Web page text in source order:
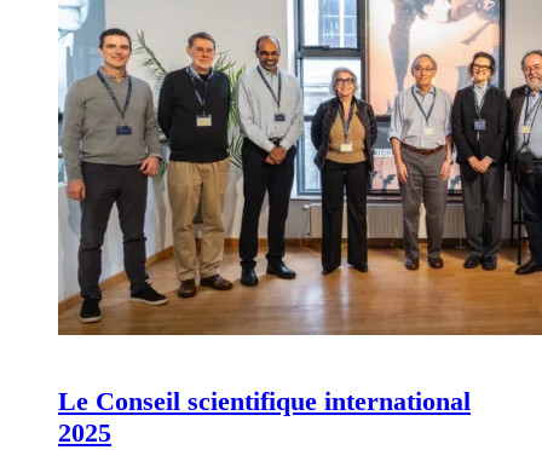
Le Conseil scientifique international
2025